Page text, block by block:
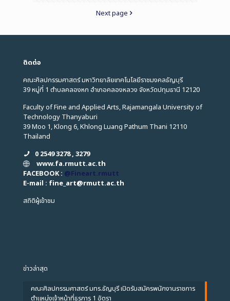
Next page
ติดต่อ
คณะศิลปกรรมศาสตร์ มหาวิทยาลัยเทคโนโลยีราชมงคลธัญบุรี
39 หมู่ที่ 1 ตำบลคลองหก อำเภอคลองหลวง จังหวัดปทุมธานี 12120
Faculty of Fine and Applied Arts, Rajamangala University of
Technology Thanyaburi
39 Moo 1, Klong 6, Khlong Luang Pathum Thani 12110
Thailand
0 2549 3278 , 3279
www.fa.rmutt.ac.th
FACEBOOK : @Fineart.rmutt
E-mail : fine_art@rmutt.ac.th
สถิติผู้เข้าชม
ข่าวล่าสุด
คณะศิลปกรรมศาสตร์ มทร.ธัญบุรี เปิดรับสมัครพนักงานราชการ
ตำแหน่งเจ้าหน้าที่ธุรการ 1 อัตรา